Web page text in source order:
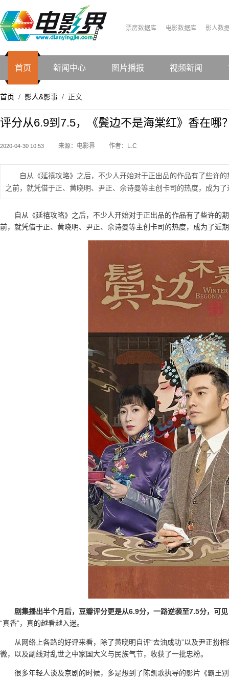
票房数据库 电影数据库 影人数
首页 新闻中心 图片播报 视频新闻
首页 / 影人&影事 / 正文
评分从6.9到7.5，《鬓边不是海棠红》香在哪
2020-04-30 10:53 来源：电影界 作者：L.C
自从《延禧攻略》之后，不少人开始对于正出品的作品有了些许
之前，就凭借于正、黄晓明、尹正、佘诗曼等主创卡司的热度，成为
自从《延禧攻略》之后，不少人开始对于正出品的作品有了些许的
前，就凭借于正、黄晓明、尹正、佘诗曼等主创卡司的热度，成为了近
剧集播出半个月后，豆瓣评分更是从6.9分，一路逆袭至7.5分，可
“真香”，真的越看越入迷。
从网络上各路的好评来看，除了黄晓明自评“去油成功”以及尹正扮
微，以及副线对乱世之中家国大义与民族气节，收获了一批忠粉。
很多年轻人谈及京剧的时候，多是想到了陈凯歌执导的影片《霸王